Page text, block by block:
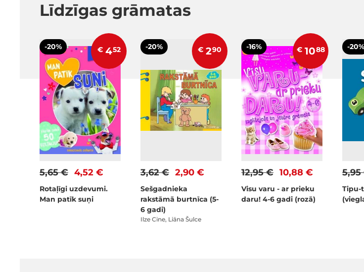
Līdzīgas grāmatas
-20% € 452
4,52 €
5,65 €
Rotaļīgi uzdevumi.
Man patīk suņi
-20% € 290
2,90 €
3,62 €
Sešgadnieka
rakstāmā burtnīca (5-
6 gadi)
Ilze Cine, Liāna Šulce
-16% € 1088
10,88 €
12,95 €
Visu varu - ar prieku
daru! 4-6 gadi (rozā)
-20%
Tipu-